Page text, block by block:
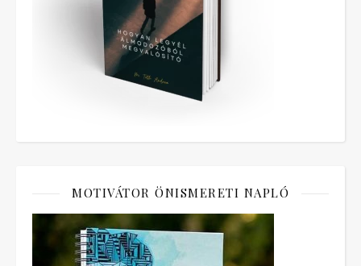
MOTIVÁTOR ÖNISMERETI NAPLÓ